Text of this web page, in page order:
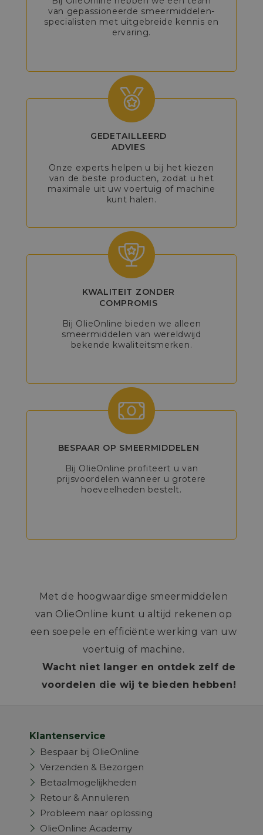
van gepassioneerde smeermiddelen-
specialisten met uitgebreide kennis en
ervaring.
GEDETAILLEERD
ADVIES
Onze experts helpen u bij het kiezen
van de beste producten, zodat u het
maximale uit uw voertuig of machine
kunt halen.
KWALITEIT ZONDER
COMPROMIS
Bij OlieOnline bieden we alleen
smeermiddelen van wereldwijd
bekende kwaliteitsmerken.
BESPAAR OP SMEERMIDDELEN
Bij OlieOnline profiteert u van
prijsvoordelen wanneer u grotere
hoeveelheden bestelt.
Met de hoogwaardige smeermiddelen
van OlieOnline kunt u altijd rekenen op
een soepele en efficiënte werking van uw
voertuig of machine.
Wacht niet langer en ontdek zelf de
voordelen die wij te bieden hebben!
Klantenservice
Bespaar bij OlieOnline
Verzenden & Bezorgen
Betaalmogelijkheden
Retour & Annuleren
Probleem naar oplossing
OlieOnline Academy